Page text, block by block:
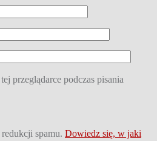
przeglądarce podczas pisania
spamu. Dowiedz się, w jaki